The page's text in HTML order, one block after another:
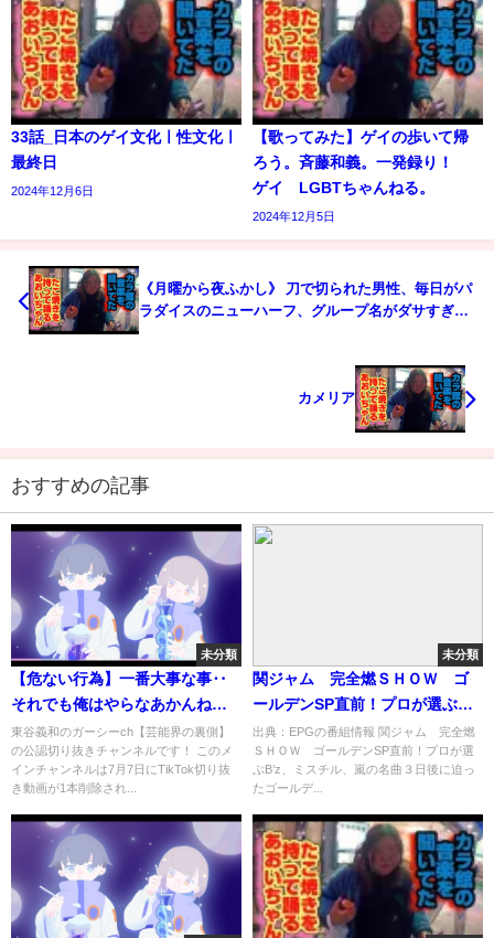
33話_日本のゲイ文化ㅣ性文化ㅣ
最終日
2024年12月6日
【歌ってみた】ゲイの歩いて帰
ろう。斉藤和義。一発録り！
ゲイ LGBTちゃんねる。
2024年12月5日
《月曜から夜ふかし》 刀で切られた男性、毎日がパ
ラダイスのニューハーフ、グループ名がダサすぎる
カメリア
おすすめの記事
未分類
【危ない行為】一番大事な事‥
それでも俺はやらなあかんね
ん‥
東谷義和のガーシーch【芸能界の裏側】
の公認切り抜きチャンネルです！ このメ
インチャンネルは7月7日にTikTok切り抜
き動画が1本削除され...
未分類
関ジャム 完全燃ＳＨＯＷ ゴ
ールデンSP直前！プロが選ぶ
B’z、ミスチル、嵐の名曲[字]…
の番組内容解析まとめ
出典：EPGの番組情報 関ジャム 完全燃
ＳＨＯＷ ゴールデンSP直前！プロが選
ぶB’z、ミスチル、嵐の名曲３日後に迫っ
たゴールデ...